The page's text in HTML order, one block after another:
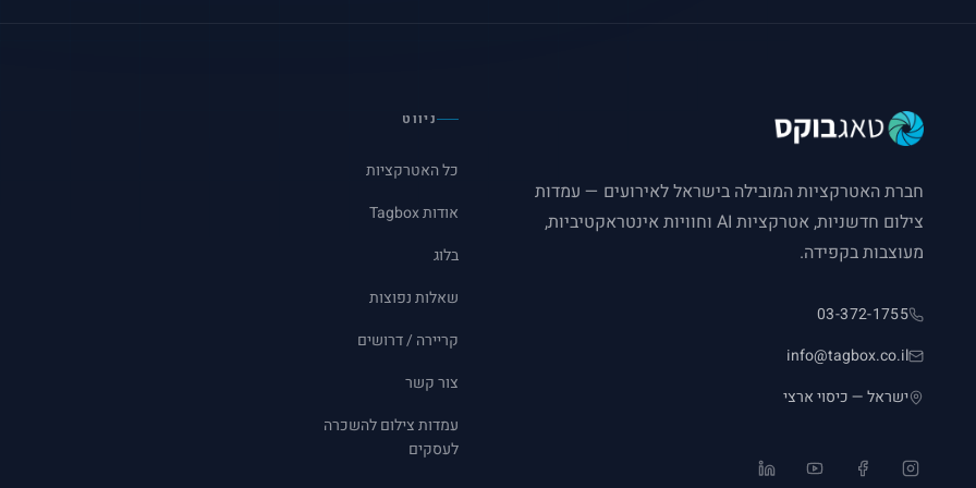
חברת האטרקציות המובילה בישראל לאירועים — עמדות
צילום חדשניות, אטרקציות AI וחוויות אינטראקטיביות,
מעוצבות בקפידה.
03-372-1755
info@tagbox.co.il
ישראל — כיסוי ארצי
Instagram
Facebook
YouTube
LinkedIn
ניווט
כל האטרקציות
אודות Tagbox
בלוג
שאלות נפוצות
קריירה / דרושים
צור קשר
עמדות צילום להשכרה
לעסקים